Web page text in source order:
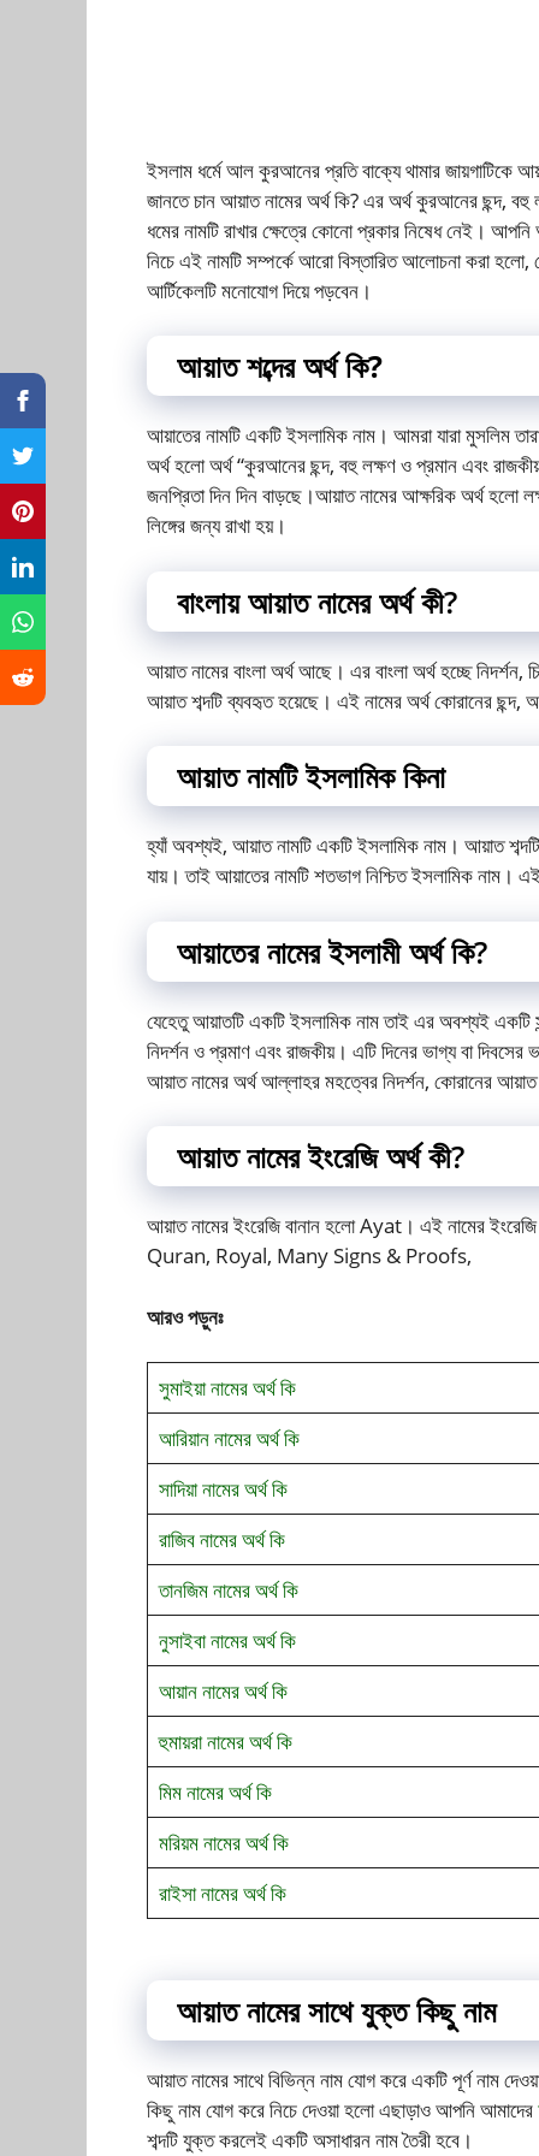
ইসলাম ধর্মে আল কুরআনের প্রতি বাক্যে থামার জায়গাটিকে
জানতে চান আয়াত নামের অর্থ কি? এর অর্থ কুরআনের ছন্দ,
ধমের নামটি রাখার ক্ষেত্রে কোনো প্রকার নিষেধ নেই।
নিচে এই নামটি সম্পর্কে আরো বিস্তারিত আলোচনা করা
আর্টিকেলটি মনোযোগ দিয়ে পড়বেন।
আয়াত শব্দের অর্থ কি?
আয়াতের নামটি একটি ইসলামিক নাম। আমরা যারা মুসলিম
অর্থ হলো অর্থ “কুরআনের ছন্দ, বহু লক্ষণ ও প্রমান এবং
জনপ্রিতা দিন দিন বাড়ছে।আয়াত নামের আক্ষরিক অর্থ হলো
লিঙ্গের জন্য রাখা হয়।
বাংলায় আয়াত নামের অর্থ কী?
আয়াত নামের বাংলা অর্থ আছে। এর বাংলা অর্থ হচ্ছে
আয়াত শব্দটি ব্যবহৃত হয়েছে। এই নামের অর্থ কোরানের ছন্দ,
আয়াত নামটি ইসলামিক কিনা
হ্যাঁ অবশ্যই, আয়াত নামটি একটি ইসলামিক নাম। আয়াত
যায়। তাই আয়াতের নামটি শতভাগ নিশ্চিত ইসলামিক নাম।
আয়াতের নামের ইসলামী অর্থ কি?
যেহেতু আয়াতটি একটি ইসলামিক নাম তাই এর অবশ্যই একটি
নিদর্শন ও প্রমাণ এবং রাজকীয়। এটি দিনের ভাগ্য বা দিবসের
আয়াত নামের অর্থ আল্লাহর মহত্বের নিদর্শন, কোরানের
আয়াত নামের ইংরেজি অর্থ কী?
আয়াত নামের ইংরেজি বানান হলো Ayat। এই নামের
Quran, Royal, Many Signs & Proofs,
আরও পড়ুনঃ
সুমাইয়া নামের অর্থকি
আরিয়ান নামের অর্থকি
সাদিয়া নামের অর্থকি
রাজিব নামের অর্থকি
তানজিম নামের অর্থকি
নুসাইবা নামের অর্থকি
আয়ান নামের অর্থকি
হুমায়রা নামের অর্থকি
মিম নামের অর্থকি
মরিয়ম নামের অর্থকি
রাইসা নামের অর্থকি
আয়াত নামের সাথে যুক্ত কিছু নাম
আয়াত নামের সাথে বিভিন্ন নাম যোগ করে একটি পূর্ণ নাম
কিছু নাম যোগ করে নিচে দেওয়া হলো এছাড়াও আপনি আমাদের
শব্দটি যুক্ত করলেই একটি অসাধারন নাম তৈরী হবে।